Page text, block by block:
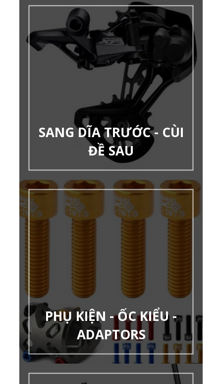
SANG DĨA TRƯỚC - CÙI
ĐỀ SAU
PHỤ KIỆN - ỐC KIỂU -
ADAPTORS